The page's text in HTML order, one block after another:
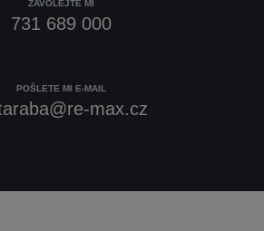
ZAVOLEJTE MI
731 689 000
POŠLETE MI E-MAIL
max.cz